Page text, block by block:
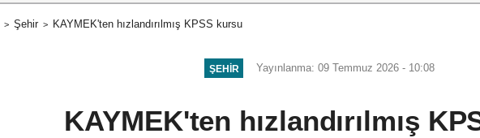
Şehir KAYMEK'ten hızlandırılmış KPSS kursu
ŞEHIR Yayınlanma: 09 Temmuz 2026 - 10:08
KAYMEK'ten hızlandırılmış